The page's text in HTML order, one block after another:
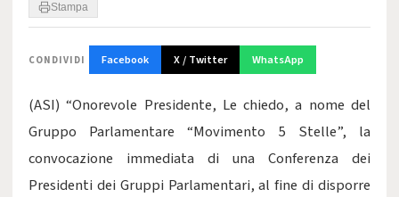
Stampa
CONDIVIDI Facebook X / Twitter WhatsApp
(ASI) “Onorevole Presidente, Le chiedo, a nome del
Gruppo Parlamentare “Movimento 5 Stelle”, la
convocazione immediata di una Conferenza dei
Presidenti dei Gruppi Parlamentari, al fine di disporre